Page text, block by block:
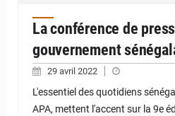
La conférence de
gouvernement
29 avril 2022
L'essentiel des quotidiens
APA, mettent l'accent sur la 9e